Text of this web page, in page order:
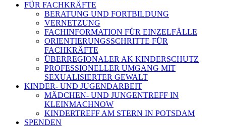
FÜR FACHKRÄFTE
BERATUNG UND FORTBILDUNG
VERNETZUNG
FACHINFORMATION FÜR EINZELFÄLLE
ORIENTIERUNGSSCHRITTE FÜR
FACHKRÄFTE
ÜBERREGIONALER AK KINDERSCHUTZ
PROFESSIONELLER UMGANG MIT
SEXUALISIERTER GEWALT
KINDER- UND JUGENDARBEIT
MÄDCHEN- UND JUNGENTREFF IN
KLEINMACHNOW
KINDERTREFF AM STERN IN POTSDAM
SPENDEN